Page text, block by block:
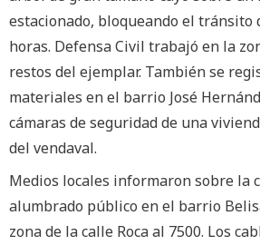
estacionado, bloqueando el tránsito
horas. Defensa Civil trabajó en la
restos del ejemplar. También se
materiales en el barrio José
cámaras de seguridad de una
del vendaval.
Medios locales informaron sobre la
alumbrado público en el barrio
zona de la calle Roca al 7500. Los